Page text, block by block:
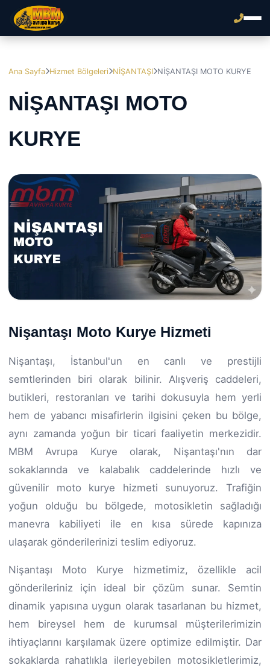
Ana Sayfa Hizmet Bölgeleri NİŞANTAŞI NİŞANTAŞI MOTO KURYE
NİŞANTAŞI MOTO
KURYE
Nişantaşı Moto Kurye Hizmeti
Nişantaşı, İstanbul'un en canlı ve prestijli
semtlerinden biri olarak bilinir. Alışveriş caddeleri,
butikleri, restoranları ve tarihi dokusuyla hem yerli
hem de yabancı misafirlerin ilgisini çeken bu bölge,
aynı zamanda yoğun bir ticari faaliyetin merkezidir.
MBM Avrupa Kurye olarak, Nişantaşı'nın dar
sokaklarında ve kalabalık caddelerinde hızlı ve
güvenilir moto kurye hizmeti sunuyoruz. Trafiğin
yoğun olduğu bu bölgede, motosikletin sağladığı
manevra kabiliyeti ile en kısa sürede kapınıza
ulaşarak gönderilerinizi teslim ediyoruz.
Nişantaşı Moto Kurye hizmetimiz, özellikle acil
gönderileriniz için ideal bir çözüm sunar. Semtin
dinamik yapısına uygun olarak tasarlanan bu hizmet,
hem bireysel hem de kurumsal müşterilerimizin
ihtiyaçlarını karşılamak üzere optimize edilmiştir. Dar
sokaklarda rahatlıkla ilerleyebilen motosikletlerimiz,